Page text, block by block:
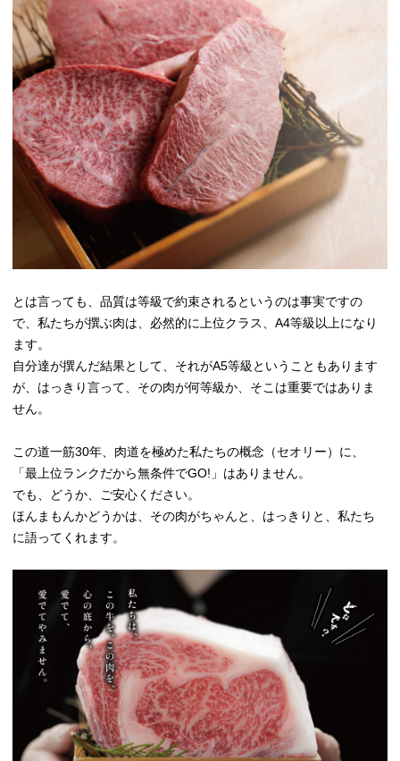
とは言っても、品質は等級で約束されるというのは事実ですの
で、私たちが撰ぶ肉は、必然的に上位クラス、A4等級以上になり
ます。
自分達が撰んだ結果として、それがA5等級ということもあります
が、はっきり言って、その肉が何等級か、そこは重要ではありま
せん。
この道一筋30年、肉道を極めた私たちの概念（セオリー）に、
「最上位ランクだから無条件でGO!」はありません。
でも、どうか、ご安心ください。
ほんまもんかどうかは、その肉がちゃんと、はっきりと、私たち
に語ってくれます。